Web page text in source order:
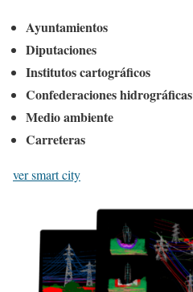
Ayuntamientos
Diputaciones
Institutos cartográficos
Confederaciones hidrográficas
Medio ambiente
Carreteras
ver smart city